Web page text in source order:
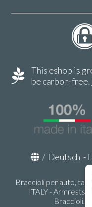
This eshop is
be carbon-free.
/ Deutsch -
Braccioli per auto,
ITALY - Armrests,
Braccioli.it